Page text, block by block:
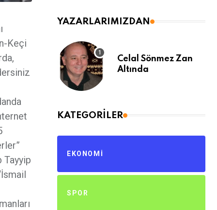
Keçi
Tayyip
YAZARLARIMIZDAN
Celal Sönmez Zan
Altında
KATEGORILER
EKONOMI
SPOR